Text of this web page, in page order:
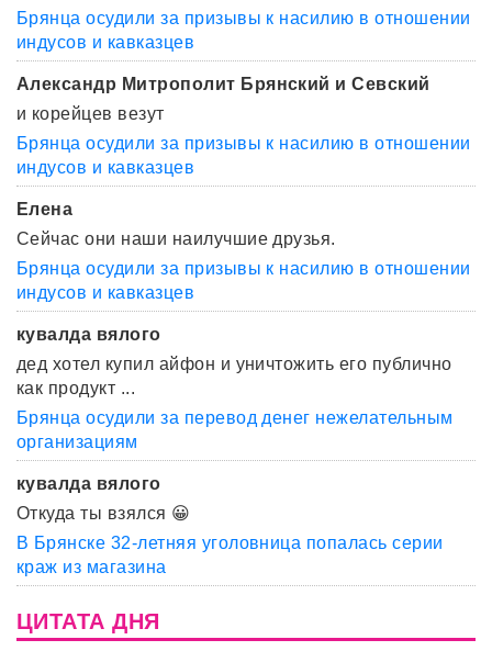
Брянца осудили за призывы к насилию в отношении
индусов и кавказцев
Александр Митрополит Брянский и Севский
и корейцев везут
Брянца осудили за призывы к насилию в отношении
индусов и кавказцев
Елена
Сейчас они наши наилучшие друзья.
Брянца осудили за призывы к насилию в отношении
индусов и кавказцев
кувалда вялого
дед хотел купил айфон и уничтожить его публично
как продукт ...
Брянца осудили за перевод денег нежелательным
организациям
кувалда вялого
Откуда ты взялся 😀
В Брянске 32-летняя уголовница попалась серии
краж из магазина
ЦИТАТА ДНЯ